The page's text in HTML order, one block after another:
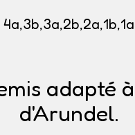
4a,3b,3a,2b,2a,1b,1a
adapté
d'Arundel.